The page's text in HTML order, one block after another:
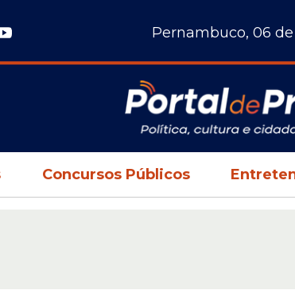
Pernambuco, 06
Concursos Públicos